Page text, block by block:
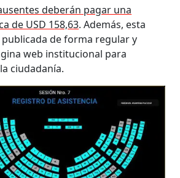
deberán pagar una
de USD 158,63. Además, esta
de forma regular y
web institucional para
ciudadanía.